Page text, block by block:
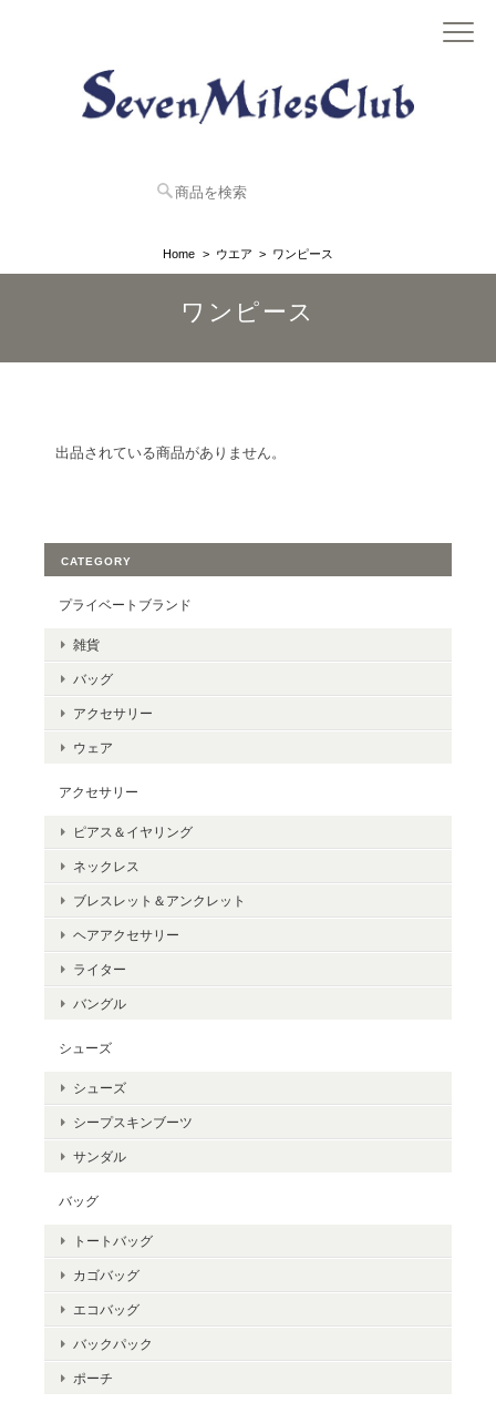
Home ウエア ワンピース
ワンピース
出品されている商品がありません。
CATEGORY
プライベートブランド
雑貨
バッグ
アクセサリー
ウェア
アクセサリー
ピアス＆イヤリング
ネックレス
ブレスレット＆アンクレット
ヘアアクセサリー
ライター
バングル
シューズ
シューズ
シープスキンブーツ
サンダル
バッグ
トートバッグ
カゴバッグ
エコバッグ
バックパック
ポーチ